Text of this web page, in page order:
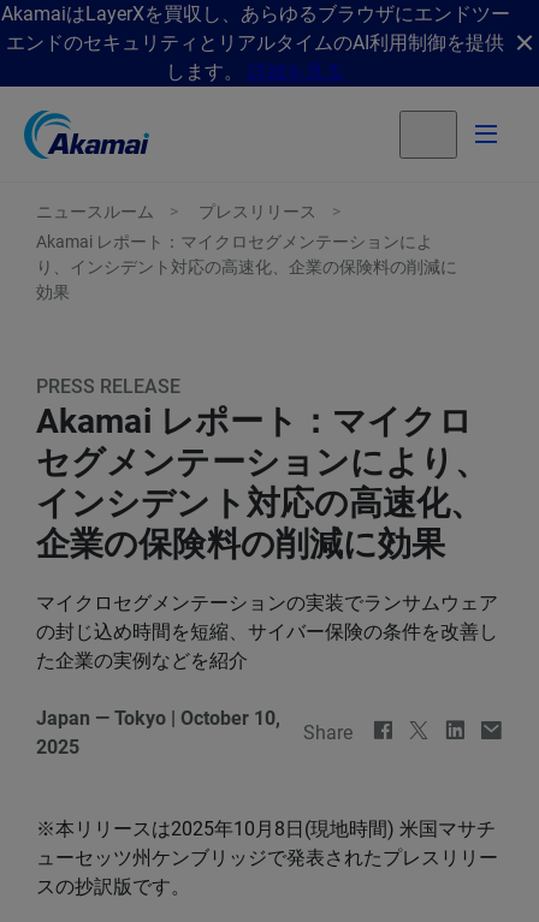
AkamaiはLayerXを買収し、あらゆるブラウザにエンドツー
エンドのセキュリティとリアルタイムのAI利用制御を提供
します。 詳細を見る
ニュースルーム
プレスリリース
Akamai レポート：マイクロセグメンテーションによ
り、インシデント対応の高速化、企業の保険料の削減に
効果
PRESS RELEASE
Akamai レポート：マイクロ
セグメンテーションにより、
インシデント対応の高速化、
企業の保険料の削減に効果
マイクロセグメンテーションの実装でランサムウェア
の封じ込め時間を短縮、サイバー保険の条件を改善し
た企業の実例などを紹介
Japan — Tokyo | October 10,
2025
Share
※本リリースは2025年10月8日(現地時間) 米国マサチ
ューセッツ州ケンブリッジで発表されたプレスリリー
スの抄訳版です。